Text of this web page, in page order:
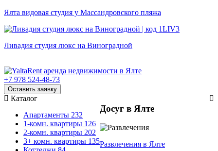
Ялта видовая студия у Массандровского пляжа
Ливадия студия люкс на Виноградной
+7 978 524-48-73
Оставить заявку
Каталог
Апартаменты 232
1-комн. квартиры 126
2-комн. квартиры 202
3+ комн. квартиры 135
Досуг в Ялте
Развлечения в Ялте